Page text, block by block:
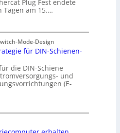
Plug Fest endete
Tagen am 15.…
Mode-Design
für DIN-Schienen-
die DIN-Schiene
und
(E-